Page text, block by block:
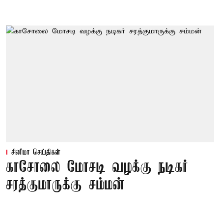
சினிமா செய்திகள்
காசோலை மோசடி வழக்கு நடிகர்
சரத்குமாருக்கு சம்மன்